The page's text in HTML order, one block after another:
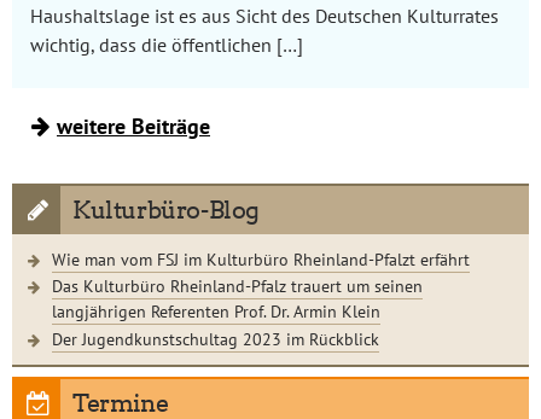
Haushaltslage ist es aus Sicht des Deutschen Kulturrates
wichtig, dass die öffentlichen […]
weitere Beiträge
Kulturbüro-Blog
Wie man vom FSJ im Kulturbüro Rheinland-Pfalzt erfährt
Das Kulturbüro Rheinland-Pfalz trauert um seinen
langjährigen Referenten Prof. Dr. Armin Klein
Der Jugendkunstschultag 2023 im Rückblick
Termine